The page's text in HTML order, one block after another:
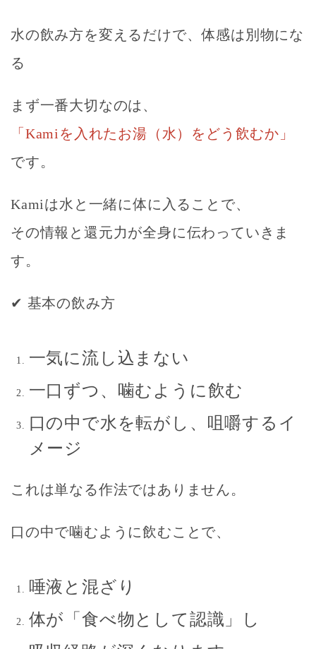
水の飲み方を変えるだけで、体感は別物にな
る
まず一番大切なのは、
「Kamiを入れたお湯（水）をどう飲むか」
です。
Kamiは水と一緒に体に入ることで、
その情報と還元力が全身に伝わっていきま
す。
✔ 基本の飲み方
一気に流し込まない
一口ずつ、噛むように飲む
口の中で水を転がし、 咀嚼するイ
メージ
これは単なる作法ではありません。
口の中で噛むように飲むことで、
唾液と混ざり
体が「食べ物として認識」し